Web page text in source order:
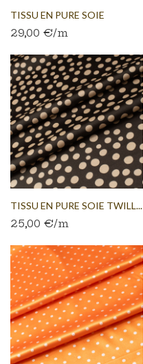
TISSU EN PURE SOIE
CERCLES...
29,00 €/m
TISSU EN PURE SOIE TWILL...
25,00 €/m